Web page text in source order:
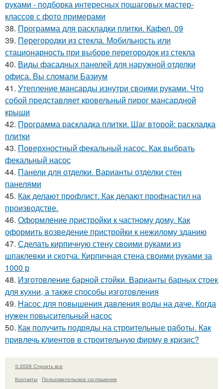
руками - подборка интересных пошаговых мастер-
классов с фото примерами
38. Программа для раскладки плитки. Кафел. 09
39. Перегородки из стекла. Мобильность или
стационарность при выборе перегородок из стекла
40. Виды фасадных панелей для наружной отделки
офиса. Вы сломали Базиум
41. Утепление мансарды изнутри своими руками. Что
собой представляет кровельный пирог мансардной
крыши
42. Программа раскладка плитки. Шаг второй: раскладка
плитки
43. Поверхностный фекальный насос. Как выбрать
фекальный насос
44. Панели для отделки. Варианты отделки стен
панелями
45. Как делают профлист. Как делают профнастил на
производстве.
46. Оформление пристройки к частному дому. Как
оформить возведение пристройки к нежилому зданию
47. Сделать кирпичную стену своими руками из
шпаклевки и скотча. Кирпичная стена своими руками за
1000 р
48. Изготовление барной стойки. Варианты барных стоек
для кухни, а также способы изготовления
49. Насос для повышения давления воды на даче. Когда
нужен повысительный насос
50. Как получить подряды на строительные работы. Как
привлечь клиентов в строительную фирму в кризис?
© 2026 Строить все
Контакты
Пользовательское соглашение